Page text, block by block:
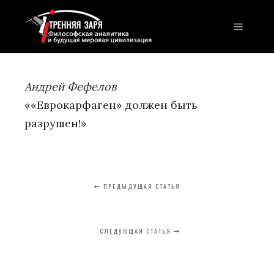
Андрей Фефелов
««Еврокарфаген» должен быть
разрушен!»
ПРЕДЫДУЩАЯ СТАТЬЯ
СЛЕДУЮЩАЯ СТАТЬЯ